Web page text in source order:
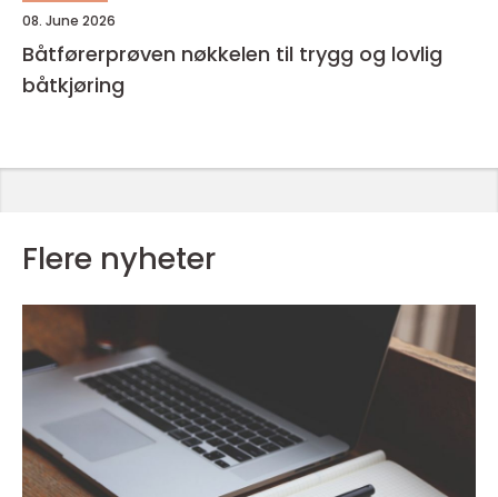
08. June 2026
Båtførerprøven nøkkelen til trygg og lovlig
båtkjøring
Flere nyheter